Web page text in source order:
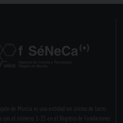
de Murcia es una entidad sin ánimo de lucro,
el número 1-15 en el Registro de Fundaciones